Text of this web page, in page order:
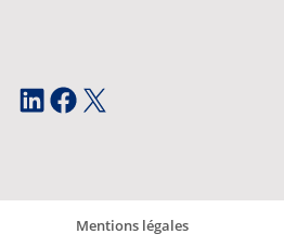
LinkedIn Facebook X
Mentions légales